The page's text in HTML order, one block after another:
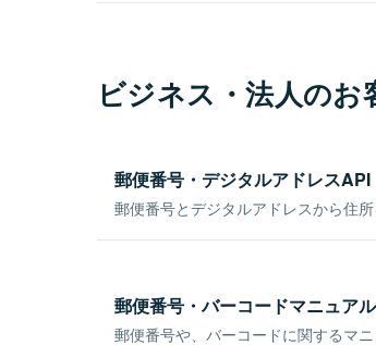
ビジネス・法人のお
郵便番号・デジタルアドレスAPI
郵便番号とデジタルアドレスから住
郵便番号・バーコードマニュアル
郵便番号や、バーコードに関するマニ